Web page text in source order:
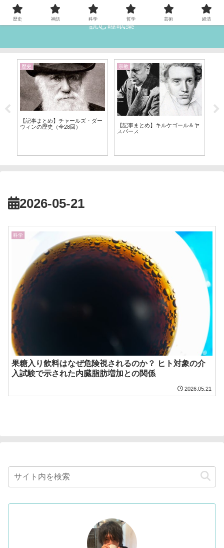
読む睡眠薬
歴史
【記事まとめ】チャールズ・ダー
ウィンの歴史（全28回）
宗教
【記事まとめ】キルケゴール＆ヤ
スパース
2026-05-21
科学
果糖入り飲料はなぜ危険視されるのか？ ヒト対象の介
入試験で示された内臓脂肪増加との関係
2026.05.21
歴史 神話 科学 哲学 芸術 経済